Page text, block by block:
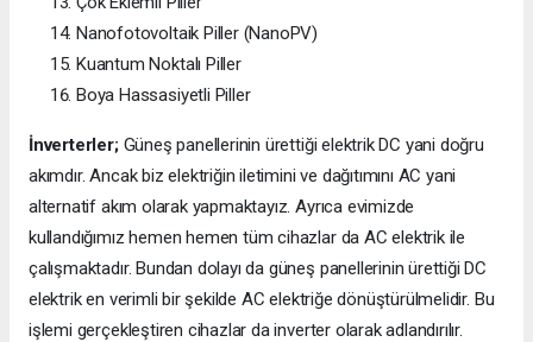
Nanofotovoltaik Piller (NanoPV)
Kuantum Noktalı Piller
Boya Hassasiyetli Piller
İnverterler;Güneş panellerinin ürettiği elektrik DC yani doğru
akımdır. Ancak biz elektriğin iletimini ve dağıtımını AC yani
alternatif akım olarak yapmaktayız. Ayrıca evimizde
kullandığımız hemen hemen tüm cihazlar da AC elektrik ile
çalışmaktadır. Bundan dolayı da güneş panellerinin ürettiği DC
elektrik en verimli bir şekilde AC elektriğe dönüştürülmelidir. Bu
işlemi gerçekleştiren cihazlar da inverter olarak adlandırılır.